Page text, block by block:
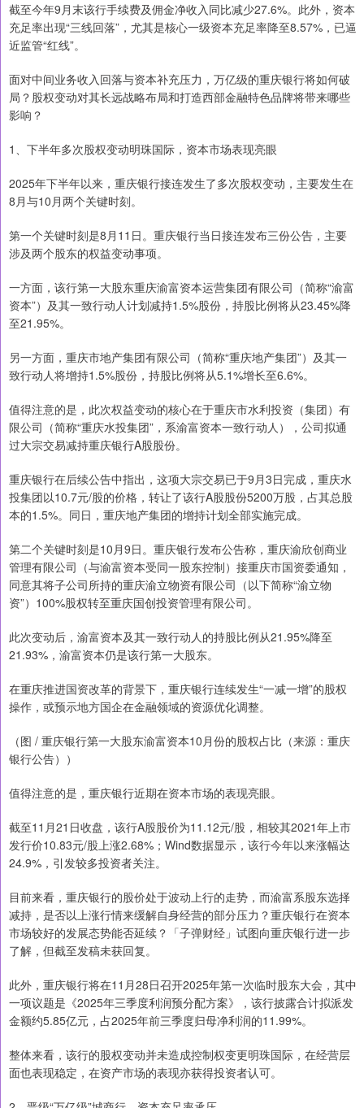
截至今年9月末该行手续费及佣金净收入同比减少27.6%。此外，资本
充足率出现“三线回落”，尤其是核心一级资本充足率降至8.57%，已逼
近监管“红线”。
面对中间业务收入回落与资本补充压力，万亿级的重庆银行将如何破
局？股权变动对其长远战略布局和打造西部金融特色品牌将带来哪些
影响？
1、下半年多次股权变动明珠国际，资本市场表现亮眼
2025年下半年以来，重庆银行接连发生了多次股权变动，主要发生在
8月与10月两个关键时刻。
第一个关键时刻是8月11日。重庆银行当日接连发布三份公告，主要
涉及两个股东的权益变动事项。
一方面，该行第一大股东重庆渝富资本运营集团有限公司（简称“渝富
资本”）及其一致行动人计划减持1.5%股份，持股比例将从23.45%降
至21.95%。
另一方面，重庆市地产集团有限公司（简称“重庆地产集团”）及其一
致行动人将增持1.5%股份，持股比例将从5.1%增长至6.6%。
值得注意的是，此次权益变动的核心在于重庆市水利投资（集团）有
限公司（简称“重庆水投集团”，系渝富资本一致行动人），公司拟通
过大宗交易减持重庆银行A股股份。
重庆银行在后续公告中指出，这项大宗交易已于9月3日完成，重庆水
投集团以10.7元/股的价格，转让了该行A股股份5200万股，占其总股
本的1.5%。同日，重庆地产集团的增持计划全部实施完成。
第二个关键时刻是10月9日。重庆银行发布公告称，重庆渝欣创商业
管理有限公司（与渝富资本受同一股东控制）接重庆市国资委通知，
同意其将子公司所持的重庆渝立物资有限公司（以下简称“渝立物
资”）100%股权转至重庆国创投资管理有限公司。
此次变动后，渝富资本及其一致行动人的持股比例从21.95%降至
21.93%，渝富资本仍是该行第一大股东。
在重庆推进国资改革的背景下，重庆银行连续发生“一减一增”的股权
操作，或预示地方国企在金融领域的资源优化调整。
（图 / 重庆银行第一大股东渝富资本10月份的股权占比（来源：重庆
银行公告））
值得注意的是，重庆银行近期在资本市场的表现亮眼。
截至11月21日收盘，该行A股股价为11.12元/股，相较其2021年上市
发行价10.83元/股上涨2.68%；Wind数据显示，该行今年以来涨幅达
24.9%，引发较多投资者关注。
目前来看，重庆银行的股价处于波动上行的走势，而渝富系股东选择
减持，是否以上涨行情来缓解自身经营的部分压力？重庆银行在资本
市场较好的发展态势能否延续？「子弹财经」试图向重庆银行进一步
了解，但截至发稿未获回复。
此外，重庆银行将在11月28日召开2025年第一次临时股东大会，其中
一项议题是《2025年三季度利润预分配方案》，该行披露合计拟派发
金额约5.85亿元，占2025年前三季度归母净利润的11.99%。
整体来看，该行的股权变动并未造成控制权变更明珠国际，在经营层
面也表现稳定，在资产市场的表现亦获得投资者认可。